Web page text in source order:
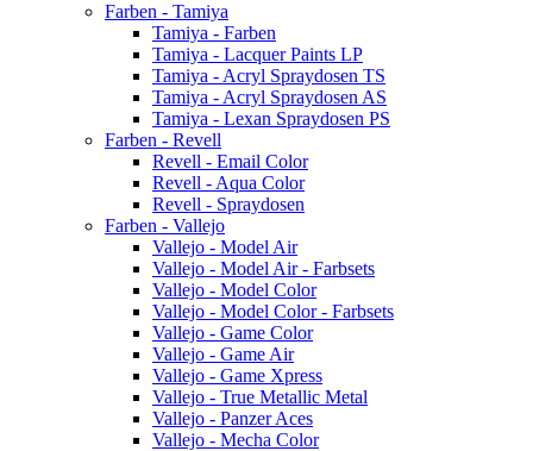
Farben - Tamiya
Tamiya - Farben
Tamiya - Lacquer Paints LP
Tamiya - Acryl Spraydosen TS
Tamiya - Acryl Spraydosen AS
Tamiya - Lexan Spraydosen PS
Farben - Revell
Revell - Email Color
Revell - Aqua Color
Revell - Spraydosen
Farben - Vallejo
Vallejo - Model Air
Vallejo - Model Air - Farbsets
Vallejo - Model Color
Vallejo - Model Color - Farbsets
Vallejo - Game Color
Vallejo - Game Air
Vallejo - Game Xpress
Vallejo - True Metallic Metal
Vallejo - Panzer Aces
Vallejo - Mecha Color